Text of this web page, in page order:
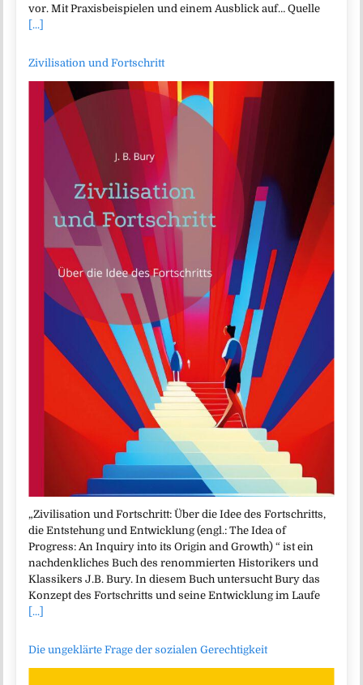
vor. Mit Praxisbeispielen und einem Ausblick auf… Quelle
[...]
Zivilisation und Fortschritt
„Zivilisation und Fortschritt: Über die Idee des Fortschritts,
die Entstehung und Entwicklung (engl.: The Idea of
Progress: An Inquiry into its Origin and Growth) “ ist ein
nachdenkliches Buch des renommierten Historikers und
Klassikers J.B. Bury. In diesem Buch untersucht Bury das
Konzept des Fortschritts und seine Entwicklung im Laufe
[...]
Die ungeklärte Frage der sozialen Gerechtigkeit